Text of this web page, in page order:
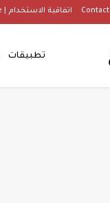
اتفاقية الاستخدام | Terms Of Use
تطبيقات